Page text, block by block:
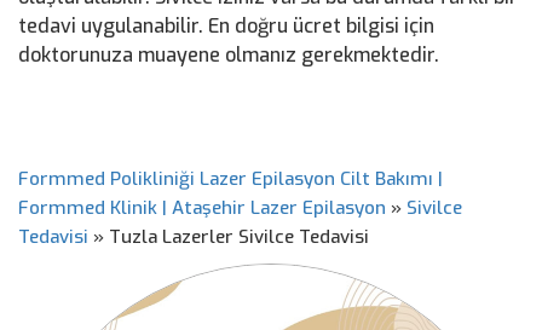
tedavi uygulanabilir. En doğru ücret bilgisi için
doktorunuza muayene olmanız gerekmektedir.
Formmed Polikliniği Lazer Epilasyon Cilt Bakımı |
Formmed Klinik | Ataşehir Lazer Epilasyon » Sivilce
Tedavisi » Tuzla Lazerler Sivilce Tedavisi